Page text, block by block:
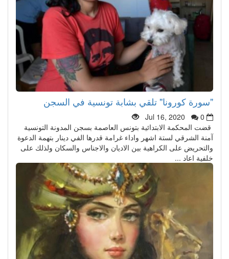
"سورة كورونا" تلقي بشابة تونسية في السجن
Jul 16, 2020
0
قضت المحكمة الابتدائية بتونس العاصمة بسجن المدونة التونسية
آمنة الشرقي لستة اشهر واداء غرامة قدرها الفي دينار بتهمة الدعوة
والتحريض على الكراهية بين الاديان والاجناس والسكان ولذلك على
خلفية اعاد ...